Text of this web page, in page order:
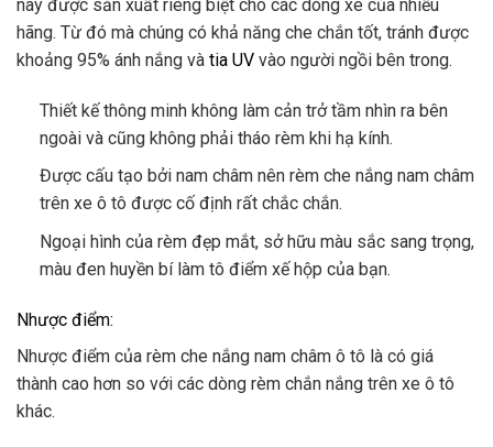
nay được sản xuất riêng biệt cho các dòng xe của nhiều
hãng. Từ đó mà chúng có khả năng che chắn tốt, tránh được
khoảng 95% ánh nắng và tia UV vào người ngồi bên trong.
Thiết kế thông minh không làm cản trở tầm nhìn ra bên
ngoài và cũng không phải tháo rèm khi hạ kính.
Được cấu tạo bởi nam châm nên rèm che nắng nam châm
trên xe ô tô được cố định rất chắc chắn.
Ngoại hình của rèm đẹp mắt, sở hữu màu sắc sang trọng,
màu đen huyền bí làm tô điểm xế hộp của bạn.
Nhược điểm:
Nhược điểm của rèm che nắng nam châm ô tô là có giá
thành cao hơn so với các dòng rèm chắn nắng trên xe ô tô
khác.